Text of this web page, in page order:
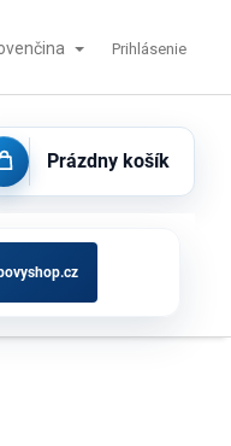
ihrísk Kontakty
Prihlásenie
Prázdny košík